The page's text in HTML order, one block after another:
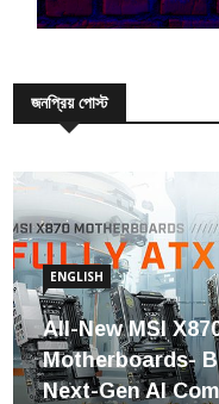
জনপ্রিয় পোস্ট
ENGLISH
All-New MSI
Motherboards-
Next-Gen AI